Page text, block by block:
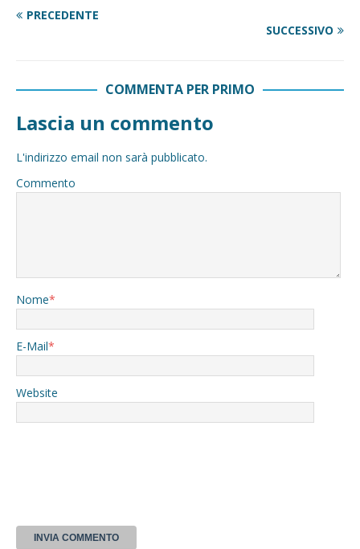
PRECEDENTE
SUCCESSIVO
COMMENTA PER PRIMO
Lascia un commento
L'indirizzo email non sarà pubblicato.
Commento
Nome*
E-Mail*
Website